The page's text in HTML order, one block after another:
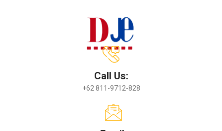
Call Us:
+62 811-9712-828